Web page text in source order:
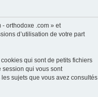
orthodoxe .com » et
d’utilisation de votre part
qui sont de petits fichiers
session qui vous sont
sujets que vous avez consultés